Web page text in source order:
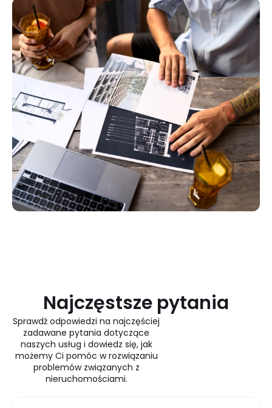
Najczęstsze pytania
Sprawdź odpowiedzi na najczęściej
zadawane pytania dotyczące
naszych usług i dowiedz się, jak
możemy Ci pomóc w rozwiązaniu
problemów związanych z
nieruchomościami.